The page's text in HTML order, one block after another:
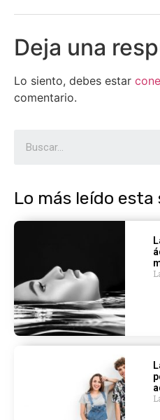
Deja una
Lo siento, debes estar
comentario.
Lo más leído esta